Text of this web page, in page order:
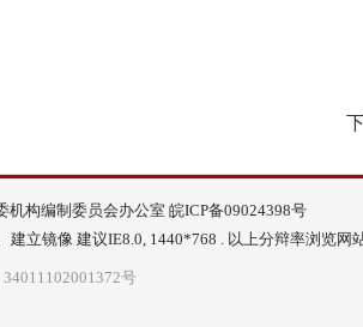
机构编制委员会办公室 皖ICP备09024398号
建立镜像 建议IE8.0, 1440*768 . 以上分辩率浏览网
号